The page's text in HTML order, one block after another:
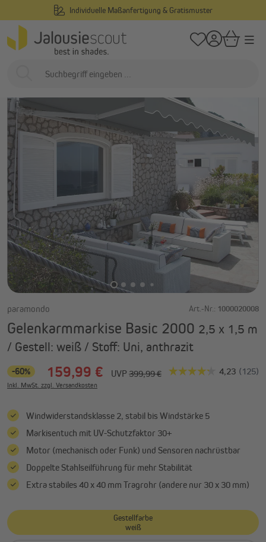
Individuelle Maßanfertigung & Gratismuster
Startseite
paramondo Art.-Nr.: 1000020008
Gelenkarmmarkise Basic 2000 2,5 x 1,5 m
/ Gestell: weiß / Stoff: Uni, anthrazit
-60% 159,99 € UVP 399,99 €
Inkl. MwSt. zzgl. Versandkosten
Windwiderstandsklasse 2, stabil bis Windstärke 5
Markisentuch mit UV-Schutzfaktor 30+
Motor (mechanisch oder Funk) und Sensoren nachrüstbar
Doppelte Stahlseilführung für mehr Stabilität
Extra stabiles 40 x 40 mm Tragrohr (andere nur 30 x 30 mm)
Gestellfarbe
weiß